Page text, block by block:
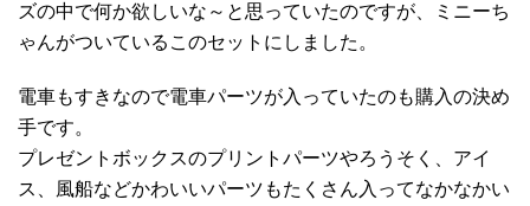
ズの中で何か欲しいな～と思っていたのですが、ミニーち
ゃんがついているこのセットにしました。
電車もすきなので電車パーツが入っていたのも購入の決め
手です。
プレゼントボックスのプリントパーツやろうそく、アイ
ス、風船などかわいいパーツもたくさん入ってなかなかい